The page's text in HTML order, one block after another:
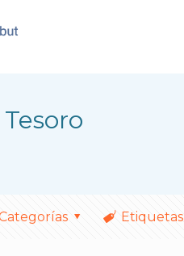
Etiquetas